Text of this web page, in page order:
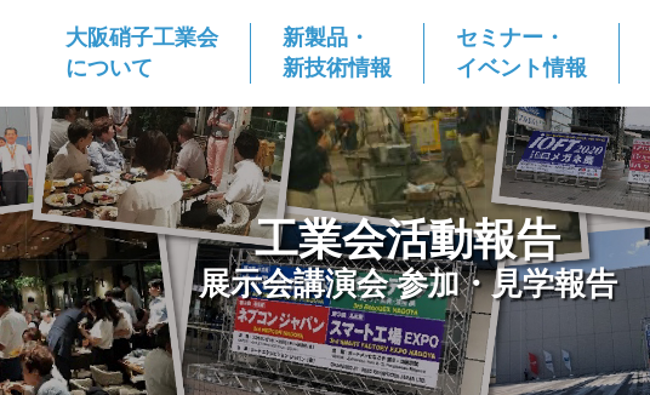
大阪硝子工業会
について
新製品・
新技術情報
セミナー・
イベント情報
工業会活動報告
展示会講演会 参加・見学報告